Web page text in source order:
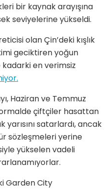
bir kaynak arayışına
seviyelerine yükseldi.
olan Çin’deki kışlık
geciktiren yoğun
en verimsiz
Haziran ve Temmuz
çiftçiler hasattan
satarlardı, ancak
sözleşmeleri yerine
yükselen vadeli
Garden City